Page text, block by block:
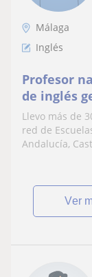
Málaga
Inglés
Profesor
de inglés
negocios,
Llevo más de
red de
Andalucía,
ver